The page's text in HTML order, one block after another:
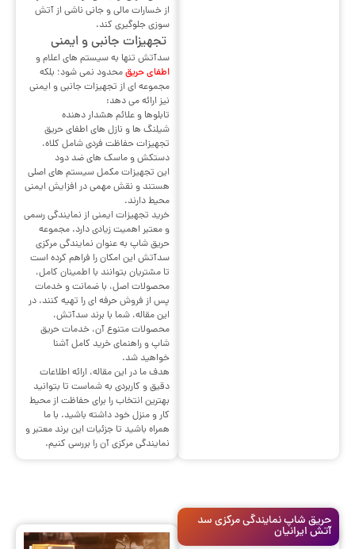
از خسارات مالی و جانی ناشی از آتش
سوزی جلوگیری کند.
تجهیزات جانبی و ایمنی
سدآتش تنها به سیستم های اعلام و
اطفای حریقمحدود نمی شود؛ بلکه
مجموعه ای از تجهیزات جانبی و ایمنی
نیز ارائه می دهد:
تابلوها و علائم هشدار دهنده
شیلنگ ها و نازل های اطفای حریق
تجهیزات حفاظت فردی شامل کلاه،
دستکش و ماسک های ضد دود
این تجهیزات مکمل سیستم های اصلی
هستند و نقش مهمی در افزایش ایمنی
محیط دارند.
خرید تجهیزات ایمنی از نمایندگی رسمی
و معتبر اهمیت زیادی دارد. مجموعه
حریق شاپ به عنوان نمایندگی مرکزی
سدآتش این امکان را فراهم کرده است
تا مشتریان بتوانند با اطمینان کامل،
محصولات اصل، با ضمانت و خدمات
پس از فروش حرفه ای را تهیه کنند. در
این مقاله، شما با برند سدآتش،
محصولات متنوع آن، خدمات حریق
شاپ و راهنمای خرید کامل آشنا
خواهید شد.
هدف ما در این مقاله، ارائه اطلاعات
دقیق و کاربردی به شماست تا بتوانید
بهترین انتخاب را برای حفاظت از محیط
کار و منزل خود داشته باشید. با ما
همراه باشید تا جزئیات این برند معتبر و
نمایندگی مرکزی آن را بررسی کنیم.
حریق شاپ نمایندگی مرکزی سد
آتش ایرانیان